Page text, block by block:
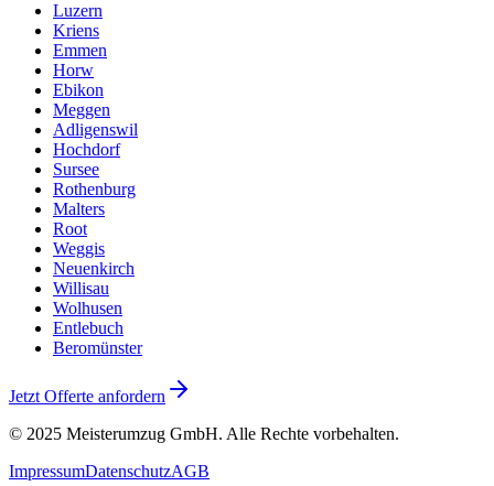
Luzern
Kriens
Emmen
Horw
Ebikon
Meggen
Adligenswil
Hochdorf
Sursee
Rothenburg
Malters
Root
Weggis
Neuenkirch
Willisau
Wolhusen
Entlebuch
Beromünster
Jetzt Offerte anfordern
© 2025 Meisterumzug GmbH. Alle Rechte vorbehalten.
ImpressumDatenschutzAGB